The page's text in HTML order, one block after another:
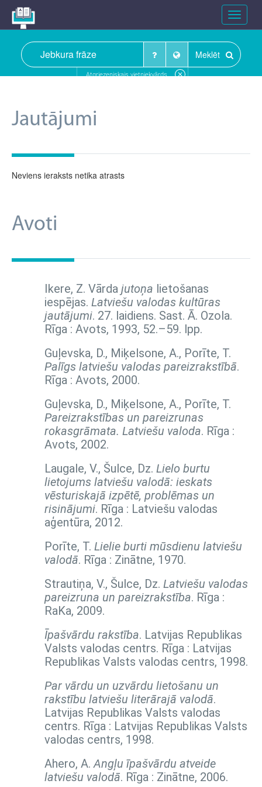
Toggle
Meklēt
Atgriezeniskais vietniekvārds
Jautājumi
Neviens ieraksts netika atrasts
Avoti
Ikere, Z. Vārda jutoņa lietošanas
iespējas. Latviešu valodas kultūras
jautājumi. 27. laidiens. Sast. Ā. Ozola.
Rīga : Avots, 1993, 52.–59. lpp.
Guļevska, D., Miķelsone, A., Porīte, T.
Palīgs latviešu valodas pareizrakstībā.
Rīga : Avots, 2000.
Guļevska, D., Miķelsone, A., Porīte, T.
Pareizrakstības un pareizrunas
rokasgrāmata. Latviešu valoda. Rīga :
Avots, 2002.
Laugale, V., Šulce, Dz. Lielo burtu
lietojums latviešu valodā: ieskats
vēsturiskajā izpētē, problēmas un
risinājumi. Rīga : Latviešu valodas
aģentūra, 2012.
Porīte, T. Lielie burti mūsdienu latviešu
valodā. Rīga : Zinātne, 1970.
Strautiņa, V., Šulce, Dz. Latviešu valodas
pareizruna un pareizrakstība. Rīga :
RaKa, 2009.
Īpašvārdu rakstība. Latvijas Republikas
Valsts valodas centrs. Rīga : Latvijas
Republikas Valsts valodas centrs, 1998.
Par vārdu un uzvārdu lietošanu un
rakstību latviešu literārajā valodā.
Latvijas Republikas Valsts valodas
centrs. Rīga : Latvijas Republikas Valsts
valodas centrs, 1998.
Ahero, A.Angļu īpašvārdu atveide
latviešu valodā. Rīga : Zinātne, 2006.